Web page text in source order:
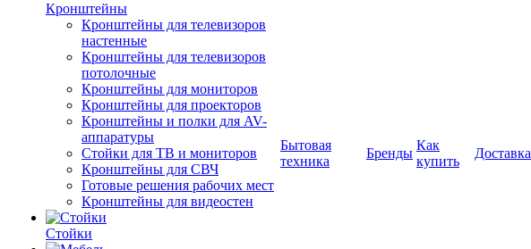
Кронштейны
Кронштейны для телевизоров
настенные
Кронштейны для телевизоров
потолочные
Кронштейны для мониторов
Кронштейны для проекторов
Кронштейны и полки для AV-
аппаратуры
Стойки для ТВ и мониторов
Кронштейны для СВЧ
Готовые решения рабочих мест
Кронштейны для видеостен
Стойки
Бытовая
техника
Бренды
Как
купить
Доставка